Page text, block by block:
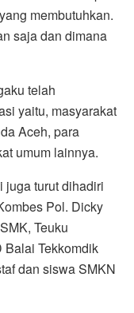
membutuhkan.
saja dan dimana
telah
yaitu, masyarakat
Aceh, para
umum lainnya.
juga turut dihadiri
Pol. Dicky
Teuku
Balai Tekkomdik
dan siswa SMKN